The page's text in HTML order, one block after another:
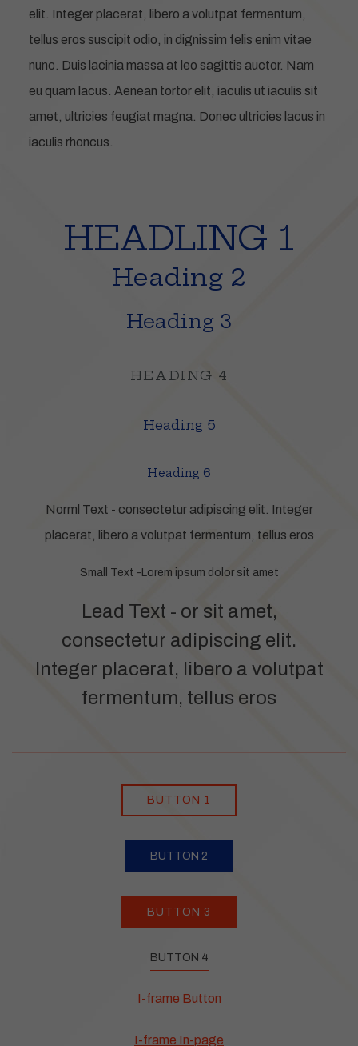
elit. Integer placerat, libero a volutpat fermentum,
tellus eros suscipit odio, in dignissim felis enim vitae
nunc. Duis lacinia massa at leo sagittis auctor. Nam
eu quam lacus. Aenean tortor elit, iaculis ut iaculis sit
amet, ultricies feugiat magna. Donec ultricies lacus in
iaculis rhoncus.
HEADLING 1
Heading 2
Heading 3
HEADING 4
Heading 5
Heading 6
Norml Text - consectetur adipiscing elit. Integer
placerat, libero a volutpat fermentum, tellus eros
Small Text -Lorem ipsum dolor sit amet
Lead Text - or sit amet,
consectetur adipiscing elit.
Integer placerat, libero a volutpat
fermentum, tellus eros
BUTTON 1
BUTTON 2
BUTTON 3
BUTTON 4
I-frame Button
I-frame In-page